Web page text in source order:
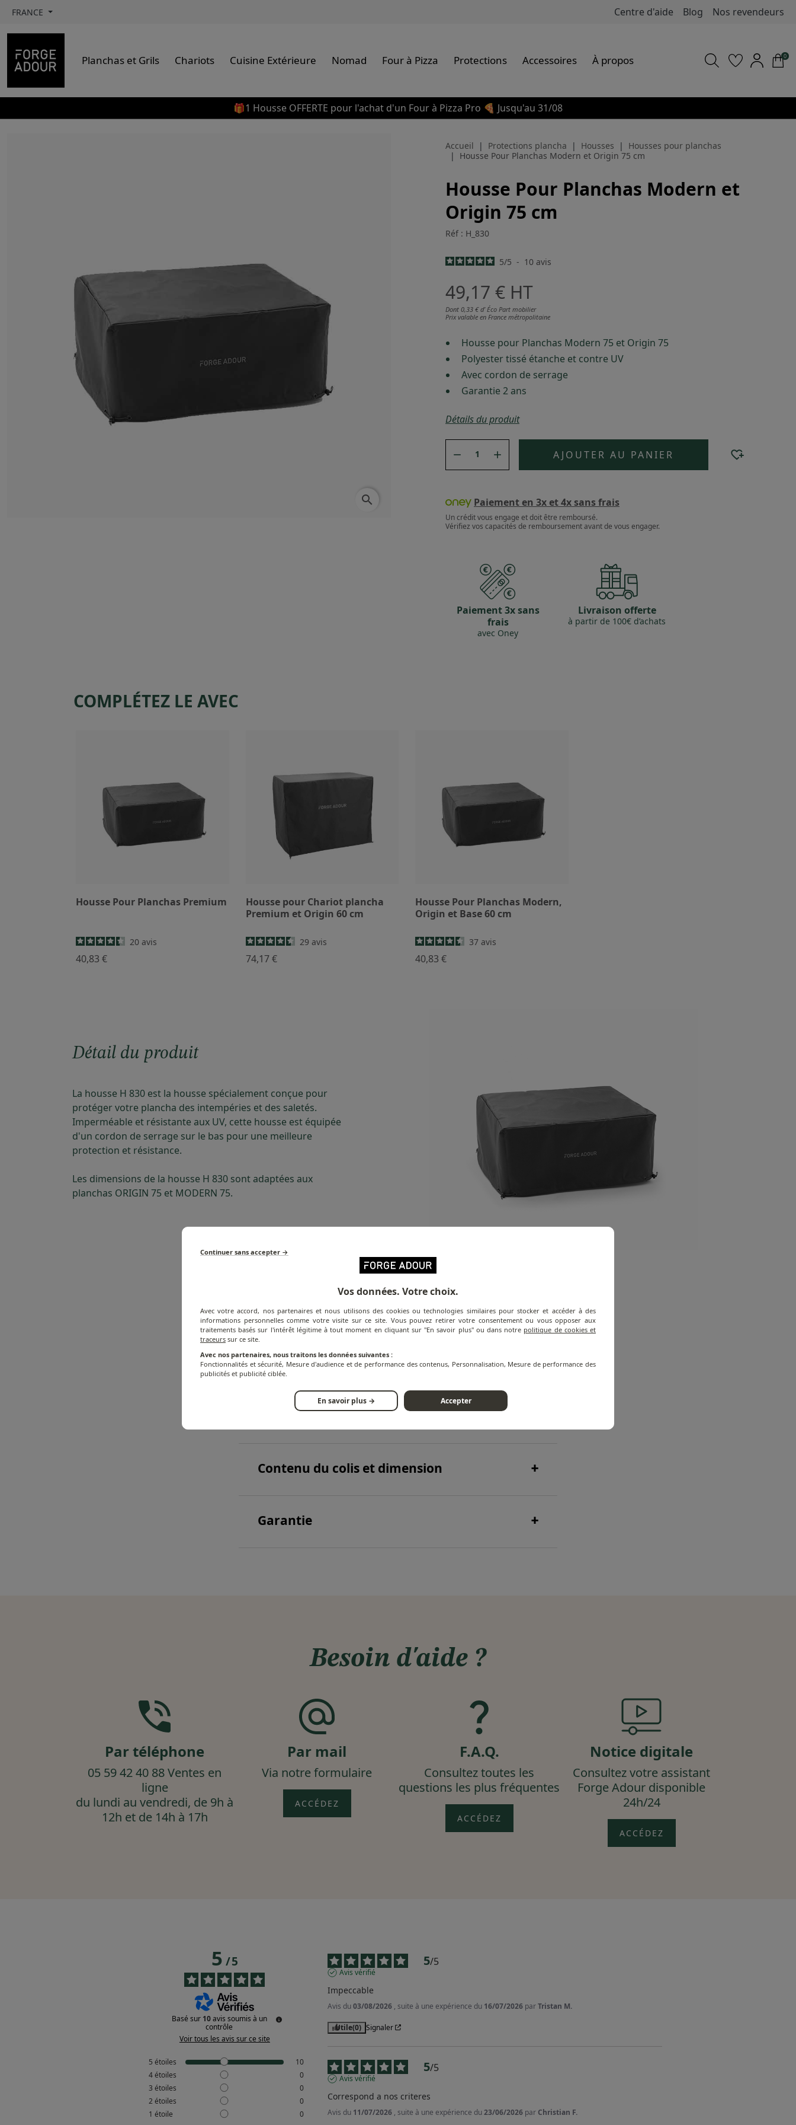
FRANCE Centre d'aide Blog Nos revendeurs
Planchas et Grils Chariots Cuisine Extérieure Nomad Four à Pizza Protections Accessoires À propos 0
🎁1 Housse OFFERTE pour l'achat d'un Four à Pizza Pro 🍕 Jusqu'au 31/08
search
Accueil Protections plancha Housses
Housses pour planchas
Housse Pour Planchas Modern et Origin 75 cm
Housse Pour Planchas Modern et
Origin 75 cm
Réf : H_830
5/5 - 10 avis
49,17 € HT
Dont 0,33 € d’ Éco Part mobilier
Prix valable en France métropolitaine
Housse pour Planchas Modern 75 et Origin 75
Polyester tissé étanche et contre UV
Avec cordon de serrage
Garantie 2 ans
Détails du produit
  AJOUTER AU PANIER
Paiement en 3x et 4x sans frais
Un crédit vous engage et doit être remboursé.
Vérifiez vos capacités de remboursement avant de vous engager.
Paiement 3x sans
frais
avec Oney
Livraison offerte
à partir de 100€ d’achats
COMPLÉTEZ LE AVEC
Housse Pour Planchas Premium
20 avis
40,83 €
Housse pour Chariot plancha
Premium et Origin 60 cm
29 avis
74,17 €
Housse Pour Planchas Modern,
Origin et Base 60 cm
37avis
40,83 €
Détail du produit
La housse H 830 est la housse spécialement conçue pour
protéger votre plancha des intempéries et des saletés.
Imperméable et résistante aux UV, cette housse est équipée
d'un cordon de serrage sur le bas pour une meilleure
protection et résistance.
Les dimensions de la housse H 830 sont adaptées aux
planchas ORIGIN 75 et MODERN 75.
INFORMATION SUR LE PRODUIT
Spécifications techniques
Contenu du colis et dimension
Garantie
Besoin d'aide ?
Par téléphone
05 59 42 40 88 Ventes en
ligne
du lundi au vendredi, de 9h à
12h et de 14h à 17h
Par mail
Via notre formulaire
ACCÉDEZ
F.A.Q.
Consultez toutes les
questions les plus fréquentes
ACCÉDEZ
Notice digitale
Consultez votre assistant
Forge Adour disponible
24h/24
ACCÉDEZ
5/5
Basé sur 10avis soumis à un
contrôle
Voir tous les avis sur ce site
5 étoiles
10
4étoiles
0
3 étoiles
0
2 étoiles
0
1 étoile 0
5/5
Avis vérifié
Impeccable
Avis du03/08/2026 , suite à une expérience du 16/07/2026 parTristan M.
Utile(0) Signaler
5/5
Avis vérifié
Correspond a nos criteres
Avis du 11/07/2026 , suite à une expérience du23/06/2026 par Christian F.
Continuer sans accepter →
Vos données. Votre choix.
Avec votre accord, nos partenaires et nous utilisons des cookies ou technologies similaires pour stocker et accéder à des
informations personnelles comme votre visite sur ce site. Vous pouvez retirer votre consentement ou vous opposer aux
traitements basés sur l'intérêt légitime à tout moment en cliquant sur "En savoir plus" ou dans notre politique de cookies et
traceurs sur ce site.
Avec nos partenaires, nous traitons les données suivantes :
Fonctionnalités et sécurité, Mesure d'audience et de performance des contenus, Personnalisation, Mesure de performance des
publicités et publicité ciblée.
En savoir plus → Accepter